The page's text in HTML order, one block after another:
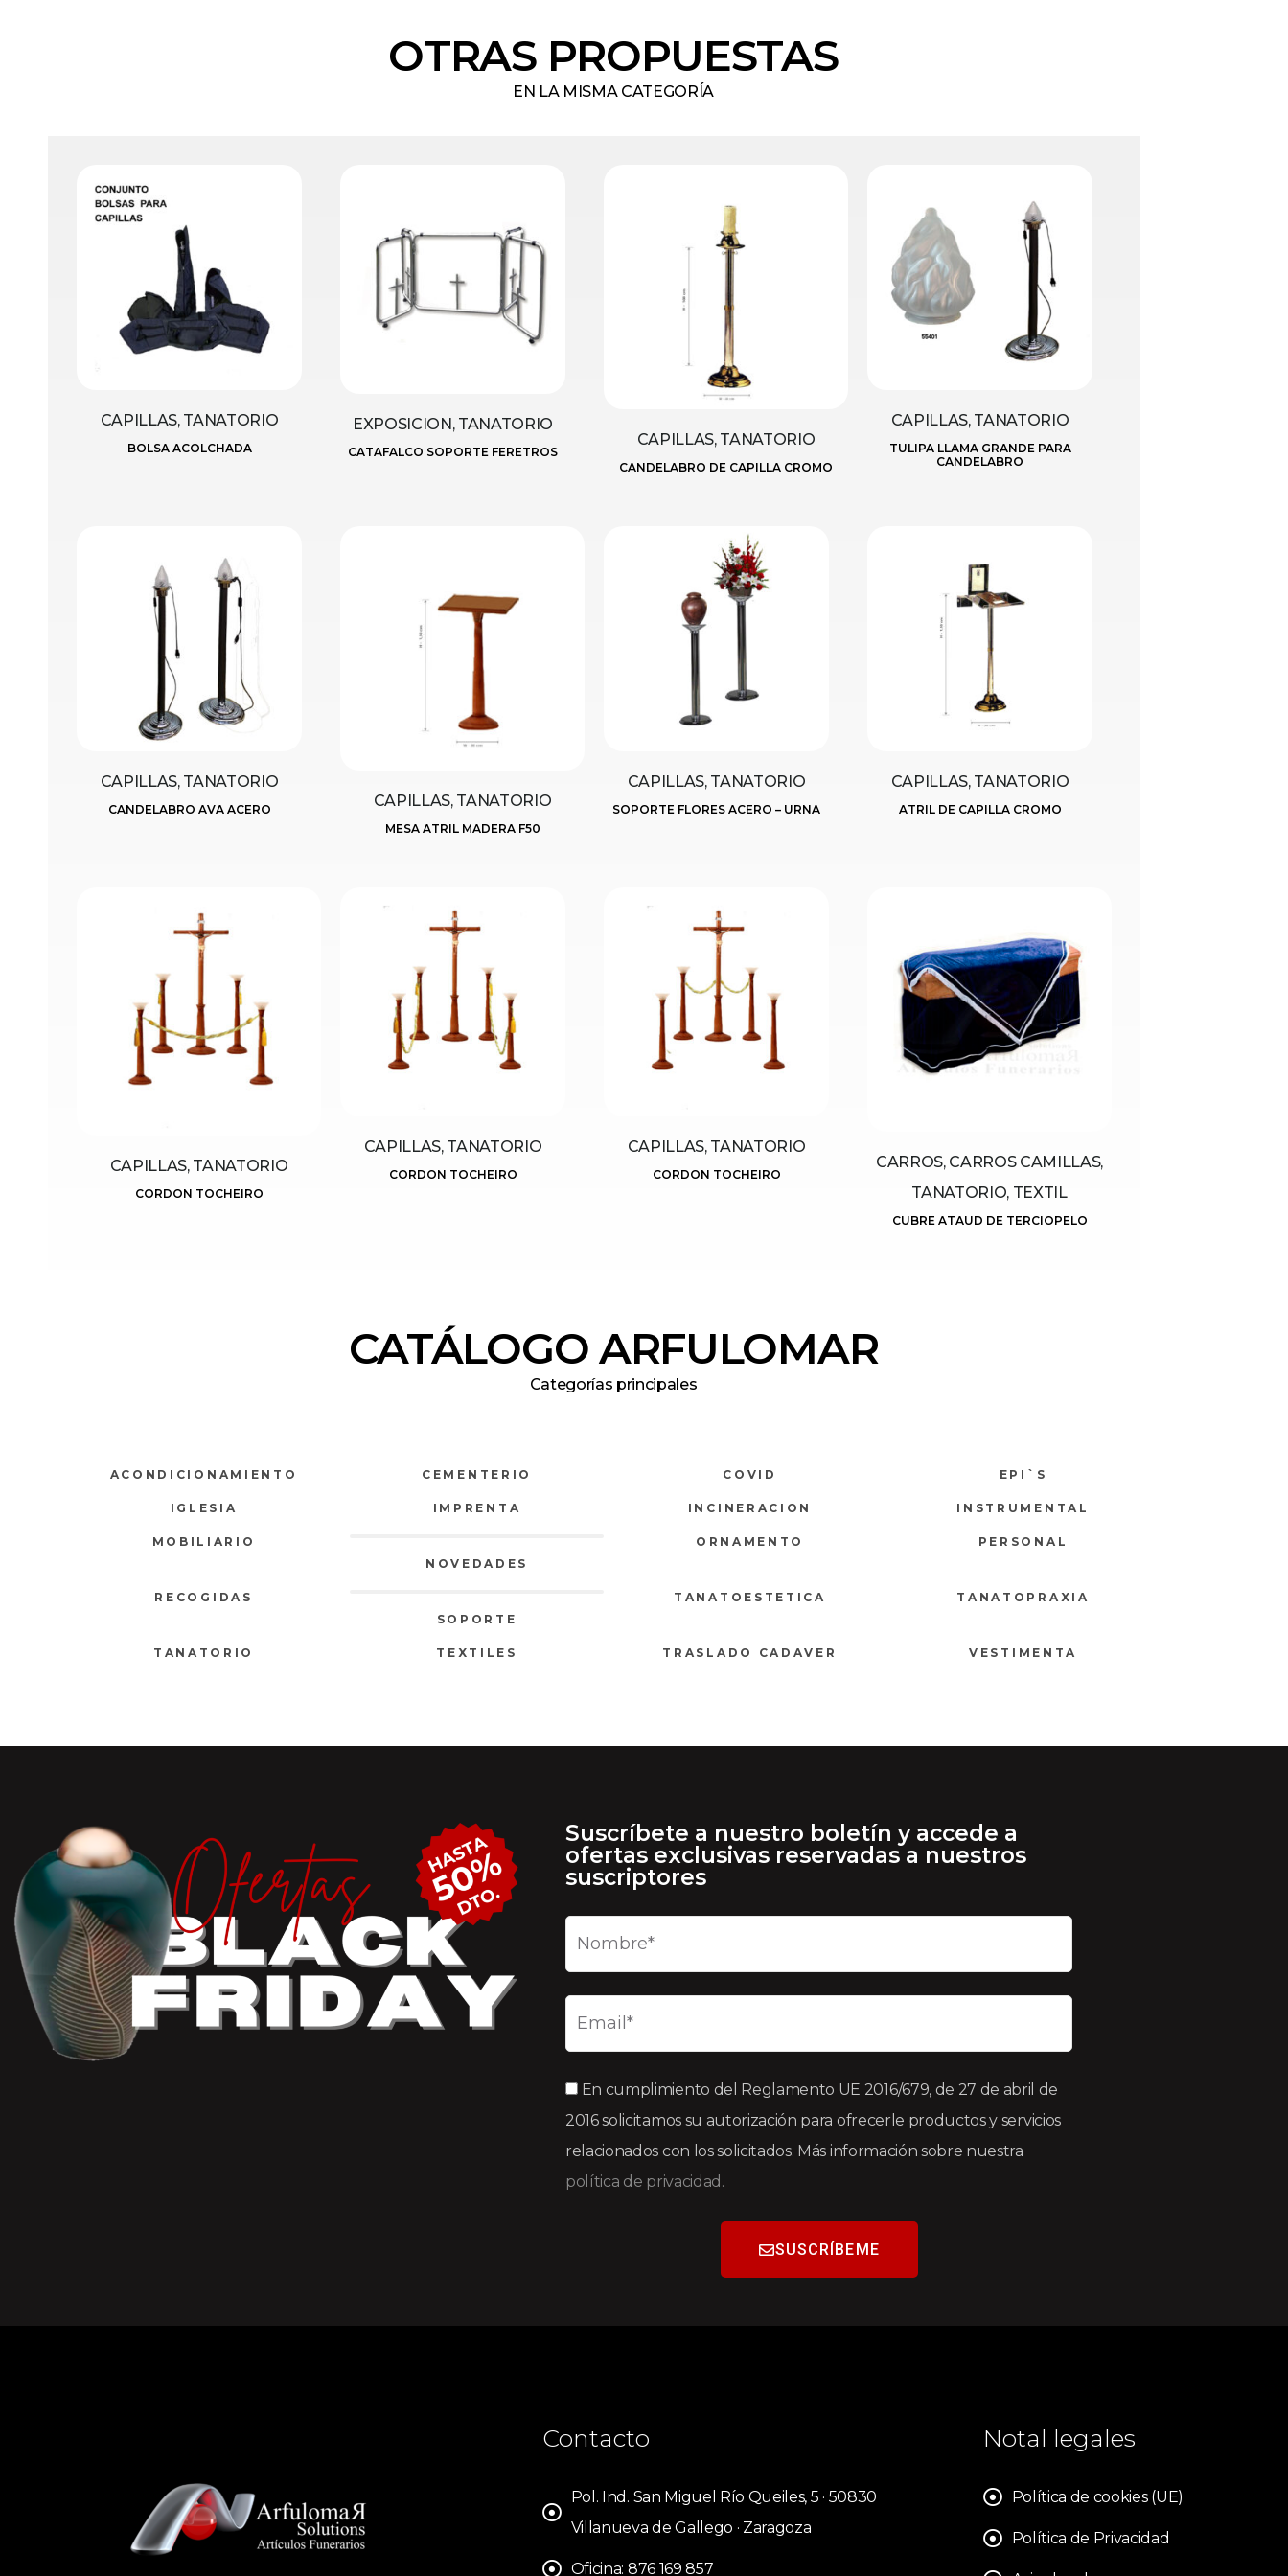
OTRAS PROPUESTAS
EN LA MISMA CATEGORÍA
CAPILLAS, TANATORIO
BOLSA ACOLCHADA
EXPOSICION, TANATORIO
CATAFALCO SOPORTE FERETROS
CAPILLAS, TANATORIO
CANDELABRO DE CAPILLA CROMO
CAPILLAS, TANATORIO
TULIPA LLAMA GRANDE PARA
CANDELABRO
CAPILLAS, TANATORIO
CANDELABRO AVA ACERO CAPILLAS, TANATORIO
MESA ATRIL MADERA F50
CAPILLAS, TANATORIO
SOPORTE FLORES ACERO – URNA
CAPILLAS, TANATORIO
ATRIL DE CAPILLA CROMO
CAPILLAS, TANATORIO
CORDON TOCHEIRO
CAPILLAS, TANATORIO
CORDON TOCHEIRO
CAPILLAS, TANATORIO
CORDON TOCHEIRO
CARROS, CARROS CAMILLAS,
TANATORIO, TEXTIL
CUBRE ATAUD DE TERCIOPELO
CATÁLOGO ARFULOMAR
Categorías principales
ACONDICIONAMIENTO CEMENTERIO COVID EPI`S
IGLESIA IMPRENTA INCINERACION INSTRUMENTAL
MOBILIARIO
NOVEDADES
ORNAMENTO PERSONAL
RECOGIDAS
SOPORTE
TANATOESTETICA TANATOPRAXIA
TANATORIO TEXTILES TRASLADO CADAVER VESTIMENTA
Suscríbete a nuestro boletín y accede a
ofertas exclusivas reservadas a nuestros
suscriptores
En cumplimiento del Reglamento UE 2016/679, de 27 de abril de
2016 solicitamos su autorización para ofrecerle productos y servicios
relacionados con los solicitados. Más información sobre nuestra
política de privacidad.
SUSCRÍBEME
Contacto
Pol. Ind. San Miguel Río Queiles, 5 · 50830
Villanueva de Gallego · Zaragoza
Oficina: 876 169 857
Notal legales
Política de cookies (UE)
Política de Privacidad